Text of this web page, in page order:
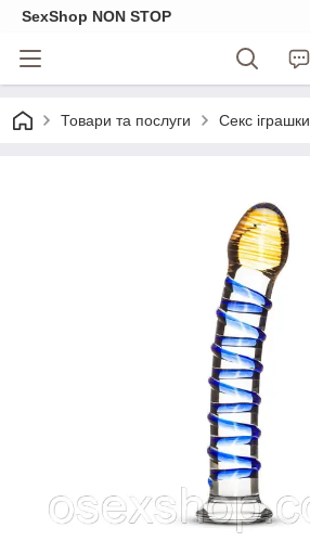
SexShop NON STOP
Товари та послуги Секс іграшки